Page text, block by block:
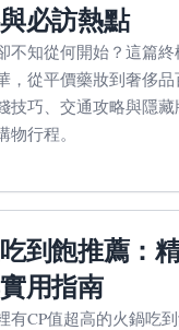
必訪熱點
不知從何開始？這篇
，從平價藥妝到奢侈
技巧、交通攻略與隱
行程。
到飽推薦：
用指南
有CP值超高的火鍋吃